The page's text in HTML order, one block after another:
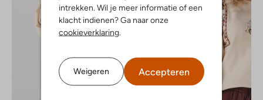
intrekken. Wil je meer informatie of een
klacht indienen? Ga naar onze
cookieverklaring
Weigeren Accepteren